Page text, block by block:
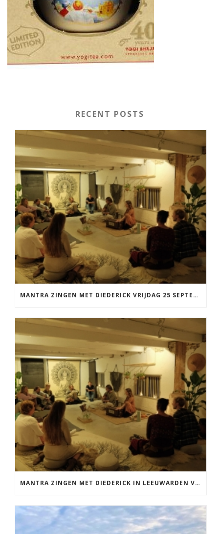
RECENT POSTS
MANTRA ZINGEN MET DIEDERICK VRIJDAG 25 SEPTEMBER EN 20 NOVEMBER
MANTRA ZINGEN MET DIEDERICK IN LEEUWARDEN VRIJDAG 12 JUNI KIRTAN